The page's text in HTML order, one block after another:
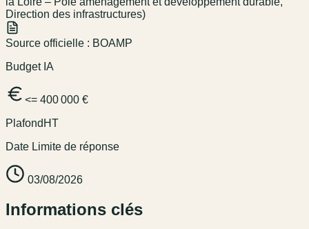
Direction des infrastructures)
Source officielle : BOAMP
Budget IA
<= 400 000 €
Plafond HT
Date Limite de réponse
03/08/2026
Informations clés